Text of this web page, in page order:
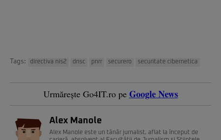
Tags: directiva nis2 dnsc pnrr securero securitate cibernetica
Urmărește Go4IT.ro pe Google News
Alex Manole
Alex Manole este un tânăr jurnalist, aflat la început de